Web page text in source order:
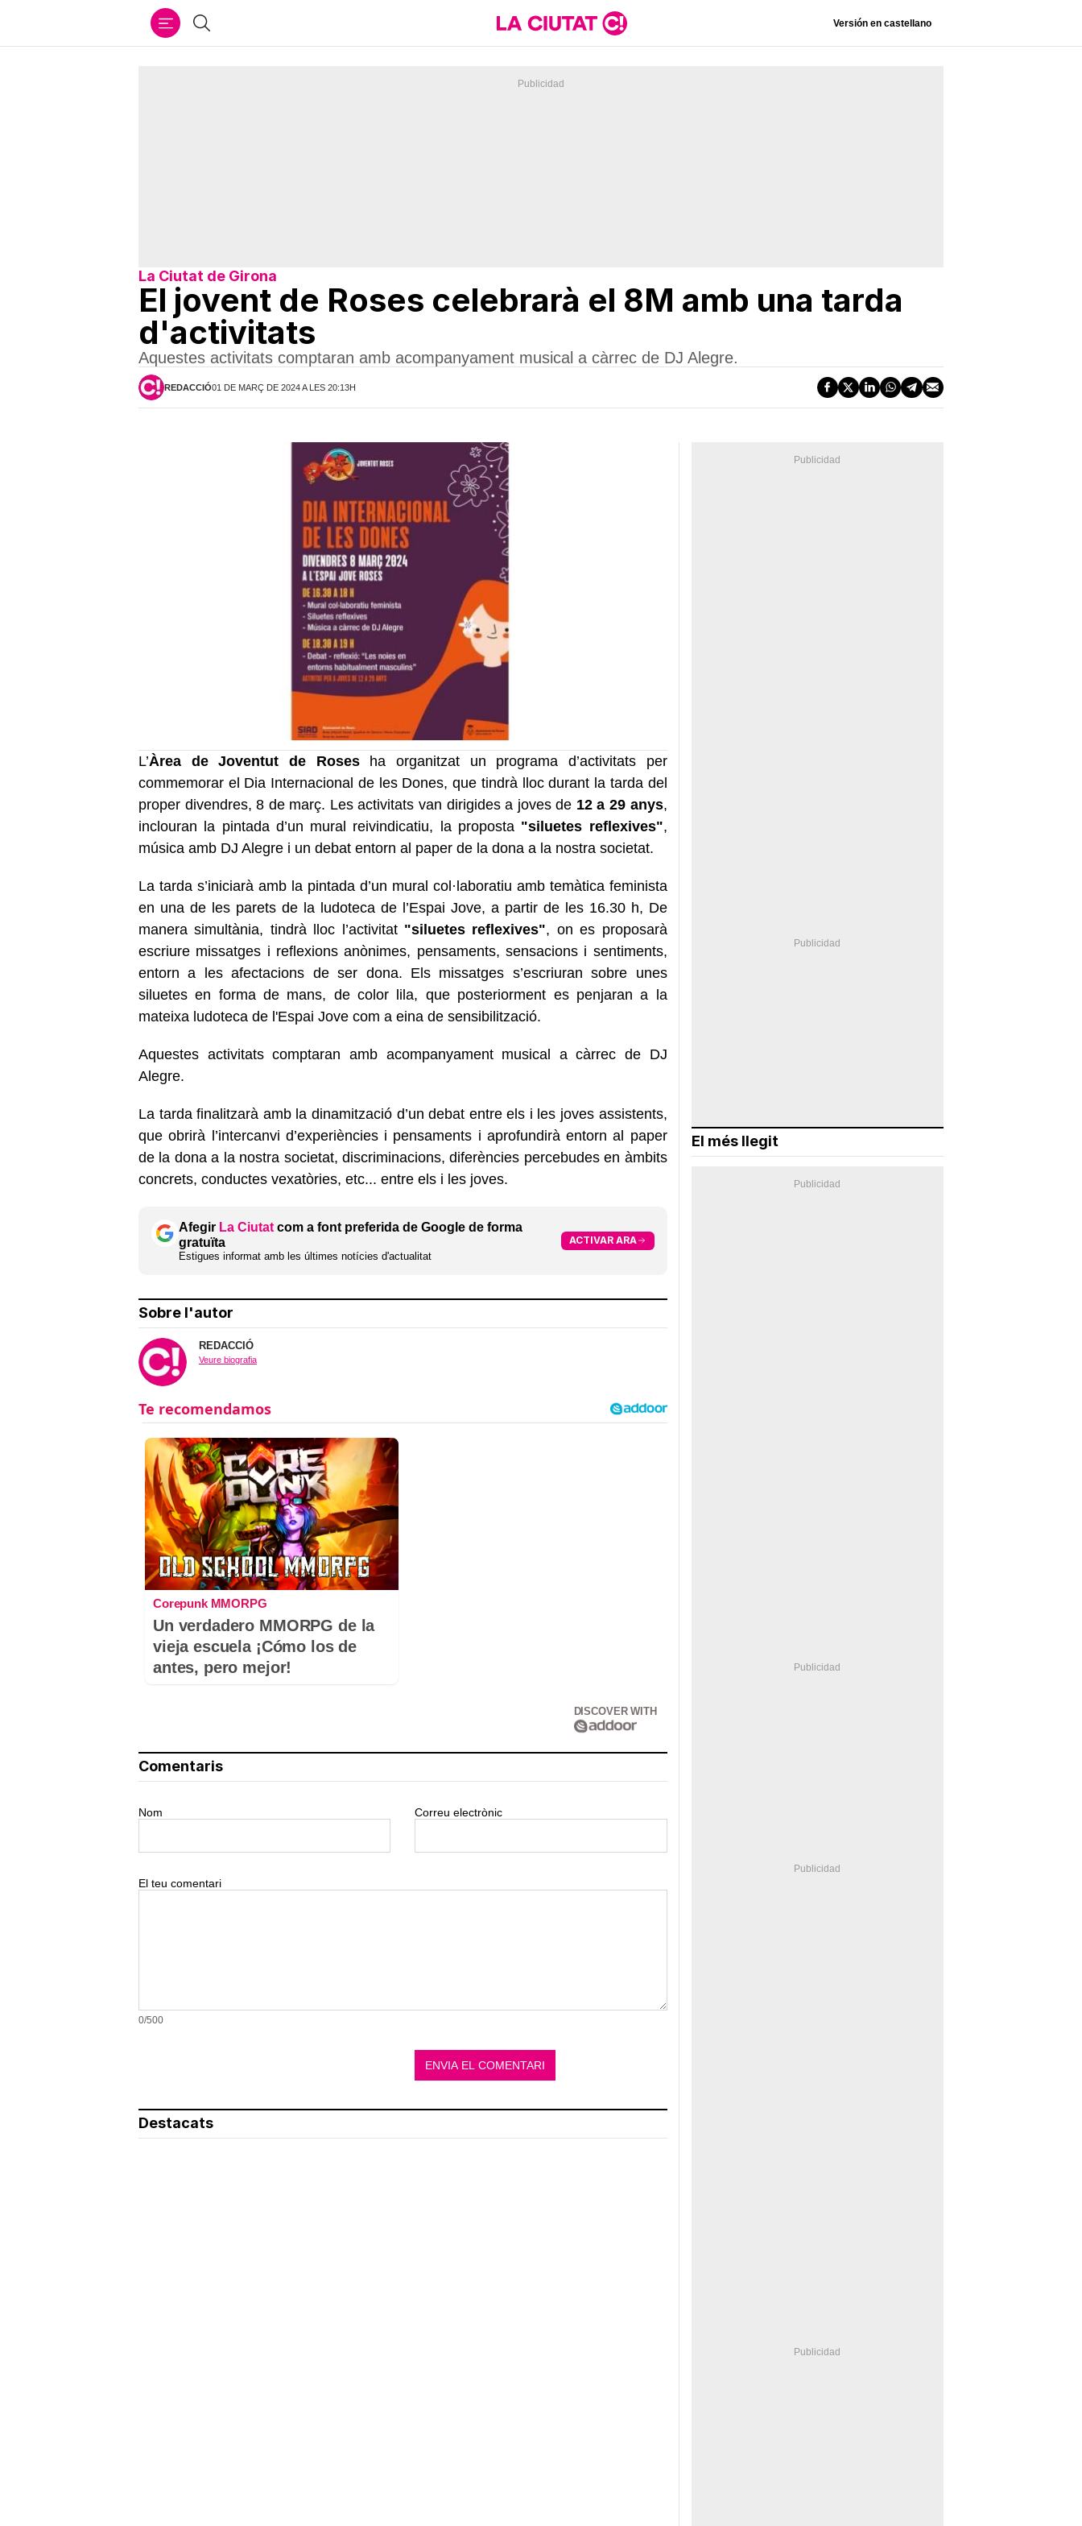
Cercar Versión en castellano
La Ciutat de Girona
El jovent de Roses celebrarà el 8M amb una tarda
d'activitats
Aquestes activitats comptaran amb acompanyament musical a càrrec de DJ Alegre.
REDACCIÓ01 DE MARÇ DE 2024 A LES 20:13H
L’Àrea de Joventut de Rosesha organitzat un programa d’activitats per
commemorar el Dia Internacional de les Dones, que tindrà lloc durant la tarda del
proper divendres, 8 de març. Les activitats van dirigides a joves de 12 a 29 anys,
inclouran la pintada d’un mural reivindicatiu, la proposta "siluetes reflexives",
música amb DJ Alegre i un debat entorn al paper de la dona a la nostra societat.
La tarda s’iniciarà amb la pintada d’un mural col·laboratiu amb temàtica feminista
en una de les parets de la ludoteca de l’Espai Jove, a partir de les 16.30 h, De
manera simultània, tindrà lloc l’activitat "siluetes reflexives", on es proposarà
escriure missatges i reflexions anònimes, pensaments, sensacions i sentiments,
entorn a les afectacions de ser dona. Els missatges s’escriuran sobre unes
siluetes en forma de mans, de color lila, que posteriorment es penjaran a la
mateixa ludoteca de l'Espai Jove com a eina de sensibilització.
Aquestes activitats comptaran amb acompanyament musical a càrrec de DJ
Alegre.
La tarda finalitzarà amb la dinamització d’un debat entre els i les joves assistents,
que obrirà l’intercanvi d’experiències i pensaments i aprofundirà entorn al paper
de la dona a la nostra societat, discriminacions, diferències percebudes en àmbits
concrets, conductes vexatòries, etc... entre els i les joves.
Afegir La Ciutat com a font preferida de Google de forma
gratuïta
Estigues informat amb les últimes notícies d'actualitat
ACTIVAR ARA
Sobre l'autor
REDACCIÓ
Veure biografia
Corepunk MMORPG
Un verdadero MMORPG de la
vieja escuela ¡Cómo los de
antes, pero mejor!
DISCOVER WITH
Comentaris
Nom Correu electrònic
El teu comentari
0/500
Destacats
El més llegit